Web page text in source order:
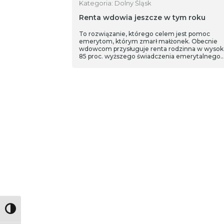
Toggle High Contrast
Kategoria: Dolny Śląsk
Renta wdowia jeszcze w tym roku
To rozwiązanie, którego celem jest pomoc
emerytom, którym zmarł małżonek. Obecnie
wdowcom przysługuje renta rodzinna w
85 proc. wyższego świadczenia emerytalnego.